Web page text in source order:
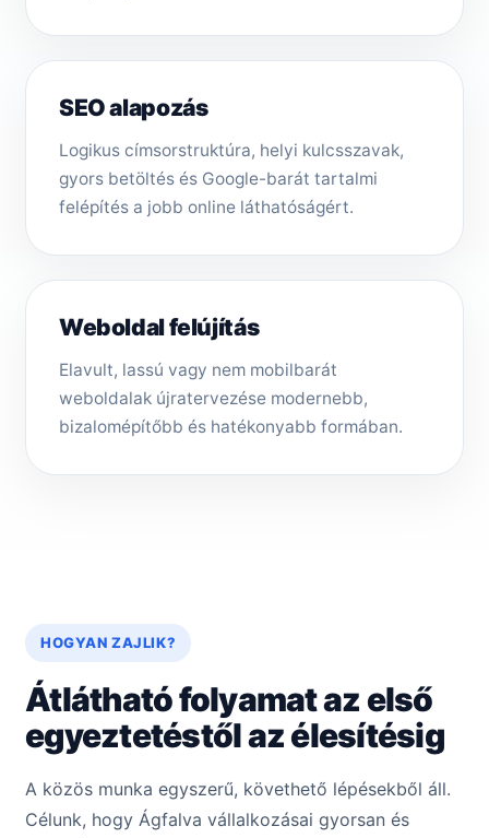
SEO alapozás
Logikus címsorstruktúra, helyi kulcsszavak,
gyors betöltés és Google-barát tartalmi
felépítés a jobb online láthatóságért.
Weboldal felújítás
Elavult, lassú vagy nem mobilbarát
weboldalak újratervezése modernebb,
bizalomépítőbb és hatékonyabb formában.
HOGYAN ZAJLIK?
Átlátható folyamat az első
egyeztetéstől az élesítésig
A közös munka egyszerű, követhető lépésekből áll.
Célunk, hogy Ágfalva vállalkozásai gyorsan és